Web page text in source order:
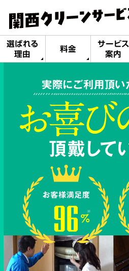
選ばれる
理由
料金
サービス
案内
実際にご利用頂い